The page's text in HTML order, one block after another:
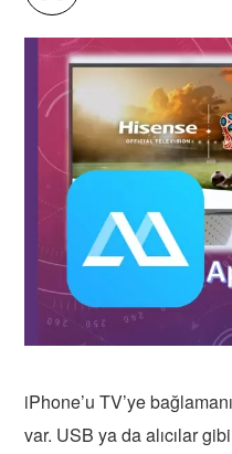
iPhone’u TV’ye
var. USB ya da alıcılar